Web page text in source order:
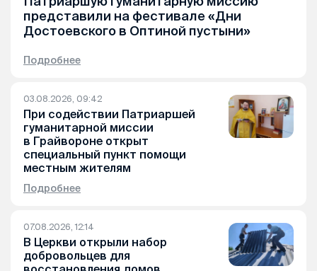
представили на фестивале «Дни
Достоевского в Оптиной пустыни»
Подробнее
03.08.2026, 09:42
При содействии Патриаршей
гуманитарной миссии
в Грайвороне открыт
специальный пункт помощи
местным жителям
Подробнее
07.08.2026, 12:14
В Церкви открыли набор
добровольцев для